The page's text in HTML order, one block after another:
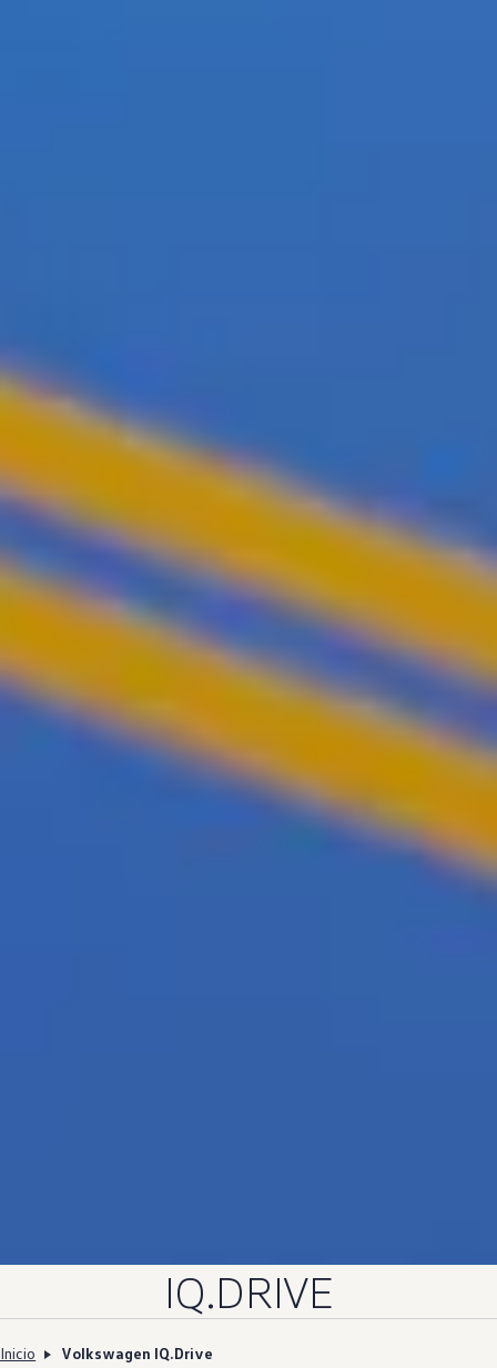
IQ.DRIVE
Inicio Volkswagen IQ.Drive